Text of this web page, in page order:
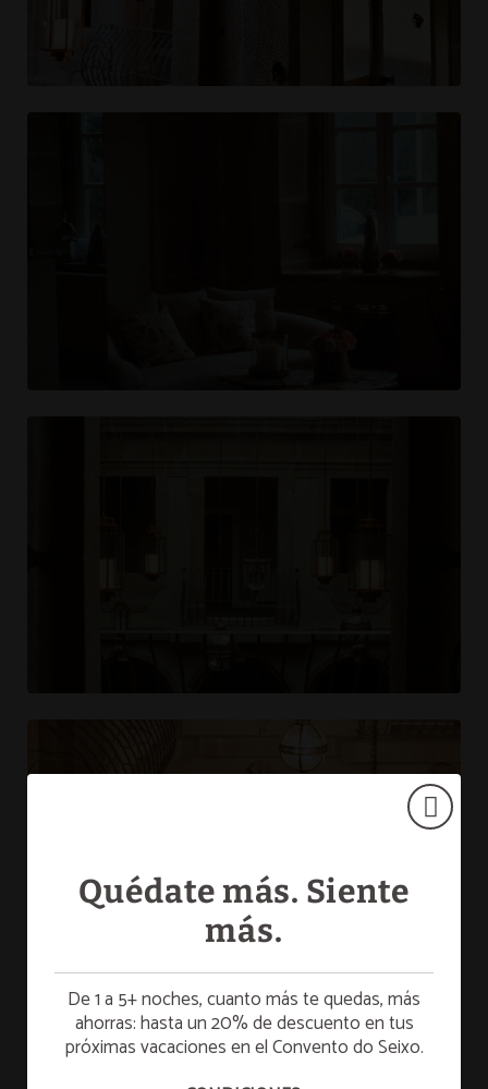
Quédate más. Siente
más.
De 1 a 5+ noches, cuanto más te quedas, más
ahorras: hasta un 20% de descuento en tus
próximas vacaciones en el Convento do Seixo.
☀️ SUMMER ESCAPE